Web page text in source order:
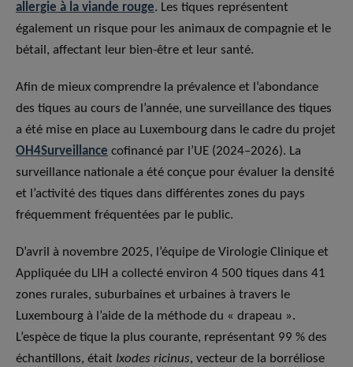
allergie à la viande rouge. Les tiques représentent
également un risque pour les animaux de compagnie et le
bétail, affectant leur bien-être et leur santé.
Afin de mieux comprendre la prévalence et l’abondance
des tiques au cours de l’année, une surveillance des tiques
a été mise en place au Luxembourg dans le cadre du projet
OH4Surveillance cofinancé par l’UE (2024–2026). La
surveillance nationale a été conçue pour évaluer la densité
et l’activité des tiques dans différentes zones du pays
fréquemment fréquentées par le public.
D’avril à novembre 2025, l’équipe de Virologie Clinique et
Appliquée du LIH a collecté environ 4 500 tiques dans 41
zones rurales, suburbaines et urbaines à travers le
Luxembourg à l’aide de la méthode du « drapeau ».
L’espèce de tique la plus courante, représentant 99 % des
échantillons, était Ixodes ricinus, vecteur de la borréliose